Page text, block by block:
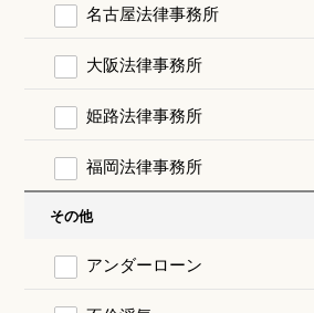
名古屋法律事務所
大阪法律事務所
姫路法律事務所
福岡法律事務所
その他
アンダーローン